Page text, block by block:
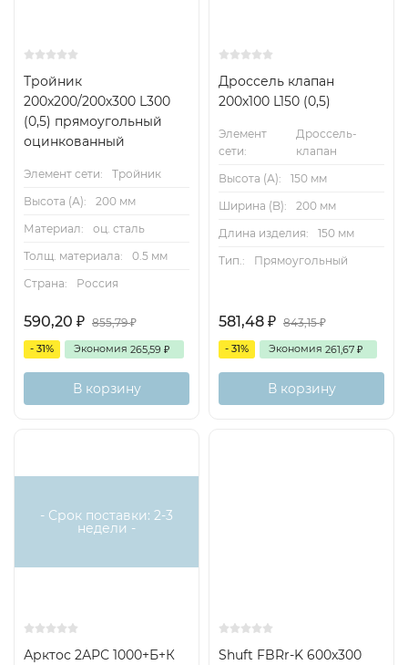
Тройник
200х200/200х300 L300
(0,5) прямоугольный
оцинкованный
Элемент сети:
Тройник
Высота (А):
200 мм
Материал:
оц. сталь
Толщ. материала:
0.5 мм
Страна:
Россия
590,20 ₽ 855,79₽
- 31% Экономия 265,59 ₽
В корзину
Дроссель клапан
200х100 L150 (0,5)
Элемент
сети:
Дроссель-
клапан
Высота (А):
150 мм
Ширина (B):
200 мм
Длина изделия:
150 мм
Тип.:
Прямоугольный
581,48 ₽ 843,15₽
- 31% Экономия 261,67 ₽
В корзину
- Срок поставки: 2-3
недели -
Арктос 2АРС 1000+Б+К
Shuft FBRr-K 600x300